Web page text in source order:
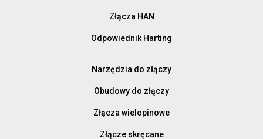
Złącza HAN
Odpowiednik Harting
Narzędzia do złączy
Obudowy do złączy
Złącza wielopinowe
Złącze skręcane